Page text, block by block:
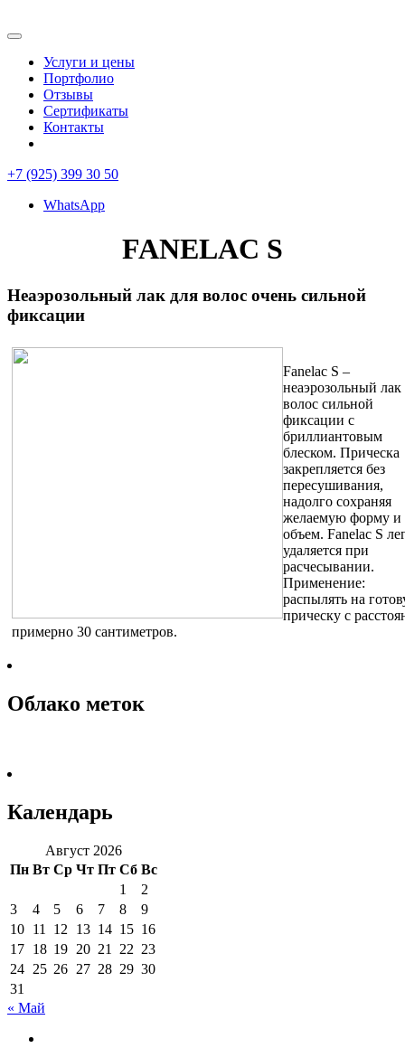
Услуги и цены
Портфолио
Отзывы
Сертификаты
Контакты
+7 (925) 399 30 50
WhatsApp
FANELAC S
Неаэрозольный лак для волос очень сильной
фиксации
Fanelac S –
неаэрозольный лак
волос сильной
фиксации с
бриллиантовым
блеском. Прическа
закрепляется без
пересушивания,
надолго сохраняя
желаемую форму и
объем. Fanelac S
удаляется при
расчесывании.
Применение:
распылять на
прическу с
примерно 30 сантиметров.
Облако меток
Календарь
Август 2026
Пн Вт Ср Чт Пт Сб Вс
1
2
3
4 5 6 7 8
9
10 11 12 13 14 15 16
17 18 19 20 21 22 23
24 25 26 27 28 29 30
31
« Май